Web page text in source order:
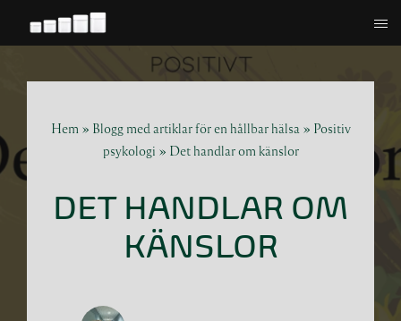
Hoppa
Hem» Blogg med artiklar för en hållbar hälsa» Positiv
psykologi » Det handlar om känslor
DET HANDLAR OM
KÄNSLOR